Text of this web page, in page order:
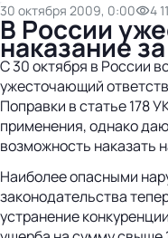
30 октября 2009, 0:00 4
В России
наказание
С 30 октября в России
ужесточающий
Поправки в статье 178
применения, однако
возможность наказать
Наиболее опасными
законодательства
устранение